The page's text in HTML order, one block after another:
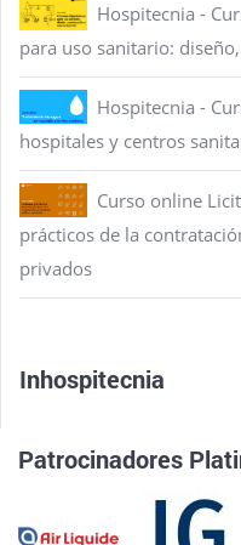
Hospitecnia -
para uso sanitario:
Hospitecnia -
hospitales y centros
Curso online
prácticos de la
privados
Inhospitecnia
Patrocinadores